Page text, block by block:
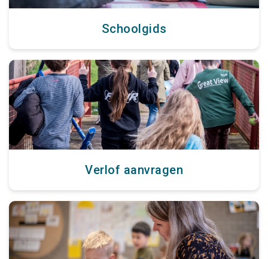
Schoolgids
Verlof aanvragen